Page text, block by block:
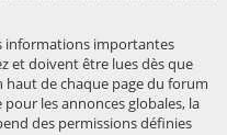
informations importantes
et doivent être lues dès que
haut de chaque page du forum
les annonces globales, la
des permissions définies